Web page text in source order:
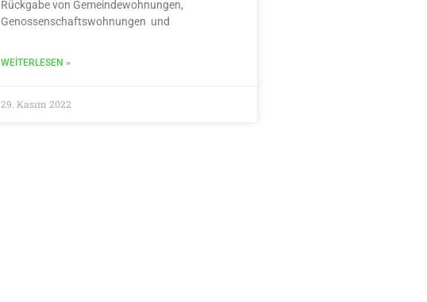
Rückgabe von Gemeindewohnungen,
Genossenschaftswohnungen und
WEITERLESEN »
29. Kasım 2022